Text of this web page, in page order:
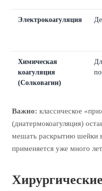
Электрокоагуляция
Химическая
коагуляция
(Солковагин)
Важно: классическое
(диатермокоагуляция)
мешать раскрытию шейки
применяется уже много